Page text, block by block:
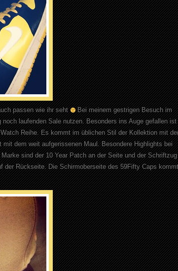
passen wie ihr seht
Bei meinem gestrigen Besuch im
laufenden Sale nutzen. Besonders ins Auge gefallen ist
Reihe. Es kommt im üblichen Stil der Kollektion mit
dem weit aufgerissenen Maul. Besondere Highlights bei
sind der 10 Year Patch an der Seite und der Schriftzug
der Rückseite. Die Schirmoberseite des 59Fifty Caps kommt